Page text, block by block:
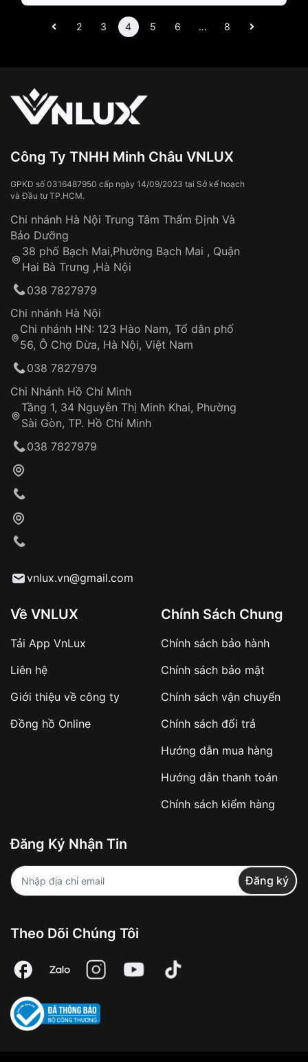
2 3 4 5 6 … 8
Công Ty TNHH Minh Châu VNLUX
GPKD số 0316487950 cấp ngày 14/09/2023 tại Sở kế hoạch
và Đầu tư TP.HCM.
Chi nhánh Hà Nội Trung Tâm Thẩm Định Và
Bảo Dưỡng
38 phố Bạch Mai,Phường Bạch Mai , Quận
Hai Bà Trưng ,Hà Nội
038 7827979
Chi nhánh Hà Nội
Chi nhánh HN: 123 Hào Nam, Tổ dân phố
56, Ô Chợ Dừa, Hà Nội, Việt Nam
038 7827979
Chi Nhánh Hồ Chí Minh
Tầng 1, 34 Nguyễn Thị Minh Khai, Phường
Sài Gòn, TP. Hồ Chí Minh
038 7827979
vnlux.vn@gmail.com
Về VNLUX
Tải App VnLux
Liên hệ
Giới thiệu về công ty
Đồng hồ Online
Chính Sách Chung
Chính sách bảo hành
Chính sách bảo mật
Chính sách vận chuyển
Chính sách đổi trả
Hướng dẫn mua hàng
Hướng dẫn thanh toán
Chính sách kiểm hàng
Đăng Ký Nhận Tin
Đăng ký
Theo Dõi Chúng Tôi